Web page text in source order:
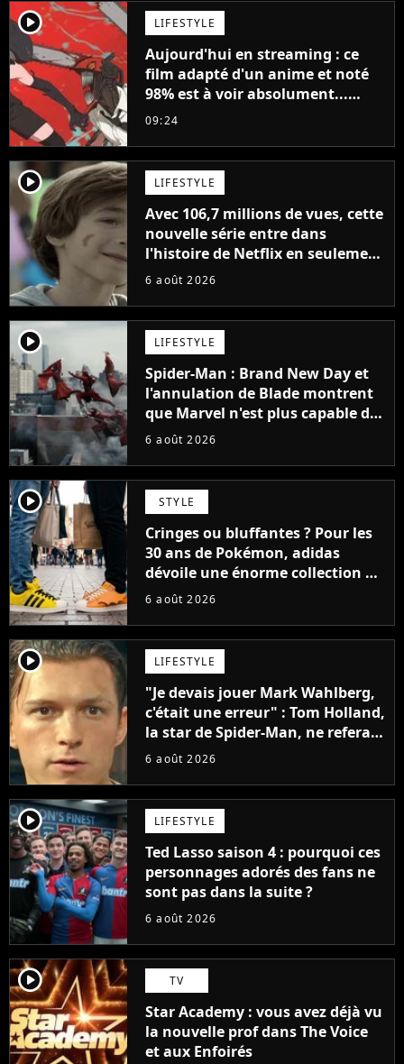
player2 LIFESTYLE
Aujourd'hui en streaming : ce
film adapté d'un anime et noté
98% est à voir absolument...
sinon vous ne comprendrez plus
09:24
player2 LIFESTYLE
Avec 106,7 millions de vues, cette
nouvelle série entre dans
l'histoire de Netflix en seulement
48 jours
6 août 2026
player2 LIFESTYLE
Spider-Man : Brand New Day et
l'annulation de Blade montrent
que Marvel n'est plus capable de
faire quoi que ce soit de simple
6 août 2026
player2 STYLE
Cringes ou bluffantes ? Pour les
30 ans de Pokémon, adidas
dévoile une énorme collection de
sneakers et je ne sais pas quoi en
6 août 2026
player2 LIFESTYLE
"Je devais jouer Mark Wahlberg,
c'était une erreur" : Tom Holland,
la star de Spider-Man, ne referait
pas ce blockbuster
6 août 2026
player2 LIFESTYLE
Ted Lasso saison 4 : pourquoi ces
personnages adorés des fans ne
sont pas dans la suite ?
6 août 2026
player2 TV
Star Academy : vous avez déjà vu
la nouvelle prof dans The Voice
et aux Enfoirés